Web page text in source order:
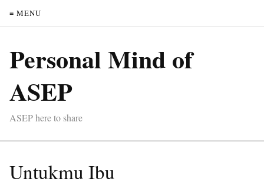
≡ MENU
Personal Mind of
ASEP
ASEP here to share
Untukmu Ibu